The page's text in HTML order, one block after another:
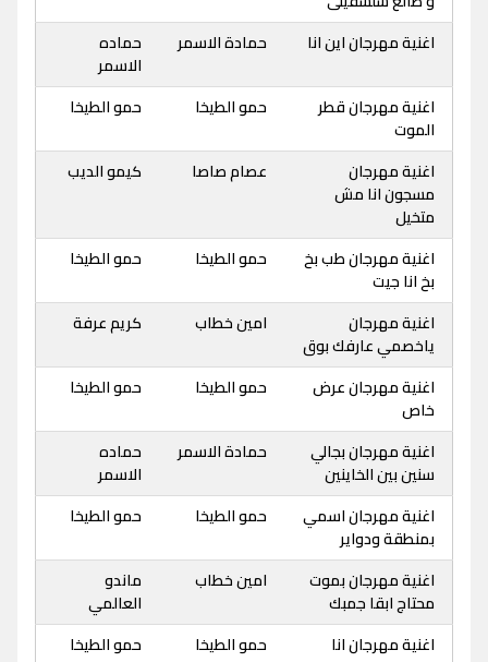
اغنية مهرجان اين انا حمادة الاسمر
حماده
الاسمر
اغنية مهرجان قطر
الموت
حمو الطيخا حمو الطيخا
اغنية مهرجان
مسجون انا مش
متخيل
عصام صاصا كيمو الديب
اغنية مهرجان طب بخ
بخ انا جيت
حمو الطيخا حمو الطيخا
اغنية مهرجان
ياخصمي عارفك بوق
امين خطاب كريم عرفة
اغنية مهرجان عرض
خاص
حمو الطيخا حمو الطيخا
اغنية مهرجان بجالي
سنين بين الخاينين
حمادة الاسمر
حماده
الاسمر
اغنية مهرجان اسمي
بمنطقة ودواير
حمو الطيخا حمو الطيخا
اغنية مهرجان بموت
محتاج ابقا جمبك
امين خطاب
ماندو
العالمي
اغنية مهرجان انا
حمو الطيخا حمو الطيخا